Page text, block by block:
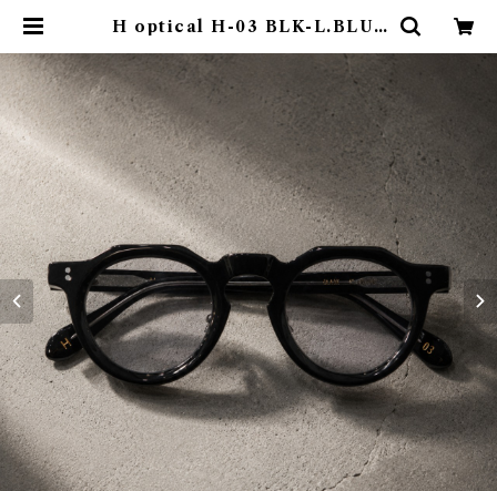
H optical H-03 BLK-L.BLU |